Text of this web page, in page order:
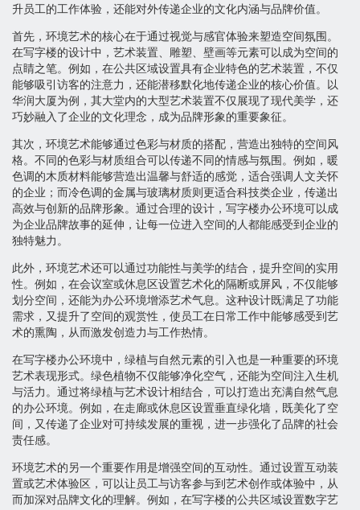
升员工的工作体验，还能对外传递企业的文化内涵与品牌价值。
首先，环境艺术的核心在于通过视觉与感官体验来塑造空间氛围。
在写字楼的设计中，艺术装置、雕塑、壁画等元素可以成为空间的
点睛之笔。例如，在公共区域设置具有企业特色的艺术装置，不仅
能够吸引访客的注意力，还能潜移默化地传递企业的核心价值。以
华润大厦为例，其大堂内的大型艺术装置不仅展现了现代美学，还
巧妙融入了企业的文化理念，成为品牌形象的重要象征。
其次，环境艺术能够通过色彩与材质的搭配，营造出独特的空间风
格。不同的色彩与材质组合可以传递不同的情感与氛围。例如，暖
色调的木质材料能够营造出温馨与舒适的感觉，适合强调人文关怀
的企业；而冷色调的金属与玻璃材质则更适合科技类企业，传递出
高效与创新的品牌形象。通过合理的设计，写字楼办公环境可以成
为企业品牌故事的延伸，让每一位进入空间的人都能感受到企业的
独特魅力。
此外，环境艺术还可以通过功能性与美学的结合，提升空间的实用
性。例如，在会议室或休息区设置艺术化的隔断或屏风，不仅能够
划分空间，还能为办公环境增添艺术气息。这种设计既满足了功能
需求，又提升了空间的观赏性，使员工在日常工作中能够感受到艺
术的熏陶，从而激发创造力与工作热情。
在写字楼办公环境中，绿植与自然元素的引入也是一种重要的环境
艺术表现形式。绿色植物不仅能够净化空气，还能为空间注入生机
与活力。通过将绿植与艺术设计相结合，可以打造出充满自然气息
的办公环境。例如，在走廊或休息区设置垂直绿化墙，既美化了空
间，又传递了企业对可持续发展的重视，进一步强化了品牌的社会
责任感。
环境艺术的另一个重要作用是增强空间的互动性。通过设置互动装
置或艺术体验区，可以让员工与访客参与到艺术创作或体验中，从
而加深对品牌文化的理解。例如，在写字楼的公共区域设置数字艺